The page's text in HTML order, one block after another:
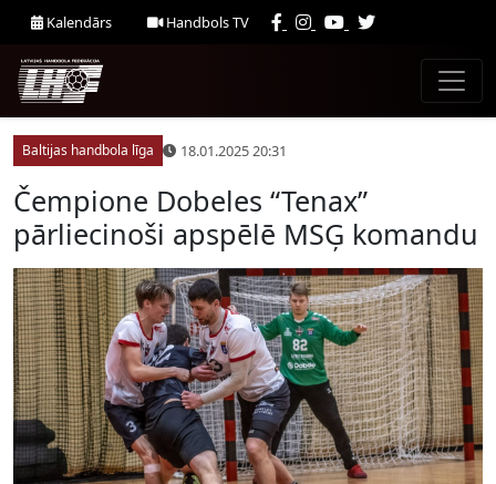
Kalendārs Handbols TV
Baltijas handbola līga 18.01.2025 20:31
Čempione Dobeles “Tenax”
pārliecinoši apspēlē MSĢ komandu